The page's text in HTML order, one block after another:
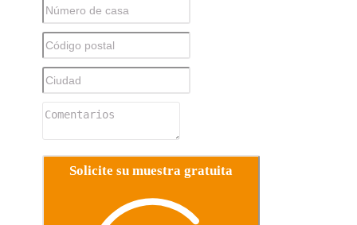
Solicite su muestra gratuita